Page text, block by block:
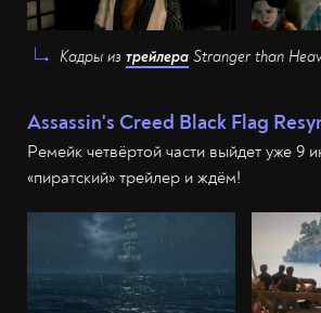
Кадры из трейлера Stranger than
Assassin's Creed Black Flag
Ремейк четвёртой части выйдет уже 9
«пиратский» трейлер и ждём!